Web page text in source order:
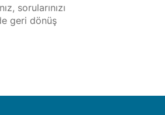
sorularınızı
geri dönüş